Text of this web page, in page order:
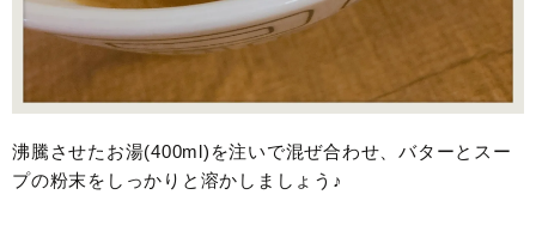
沸騰させたお湯(400ml)を注いで混ぜ合わせ、バターとスー
プの粉末をしっかりと溶かしましょう♪